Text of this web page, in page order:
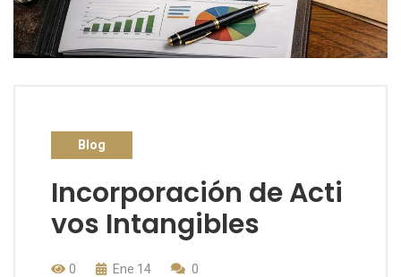
Blog
Incorporación de Acti
vos Intangibles
0 Ene 14 0